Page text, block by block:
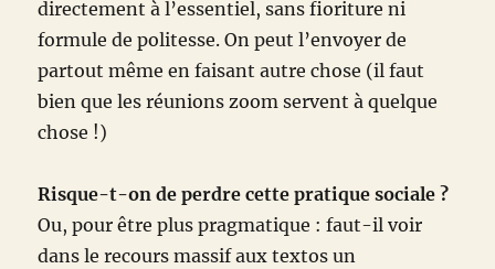
directement à l’essentiel, sans fioriture ni
formule de politesse. On peut l’envoyer de
partout même en faisant autre chose (il faut
bien que les réunions zoom servent à quelque
chose !)
Risque-t-on de perdre cette pratique sociale ?
Ou, pour être plus pragmatique : faut-il voir
dans le recours massif aux textos un